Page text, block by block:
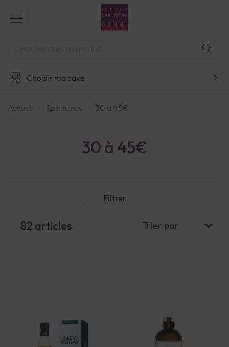
contenu
Choisir ma cave
Accueil Spiritueux 30 à 45€
30 à 45€
82 articles
Filtrer